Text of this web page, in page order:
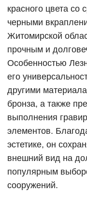
красного цвета со
черными
Житомирской
прочным и
Особенностью
его
другими
бронза, а также
выполнения
элементов.
эстетике, он
внешний вид на
популярным
сооружений.